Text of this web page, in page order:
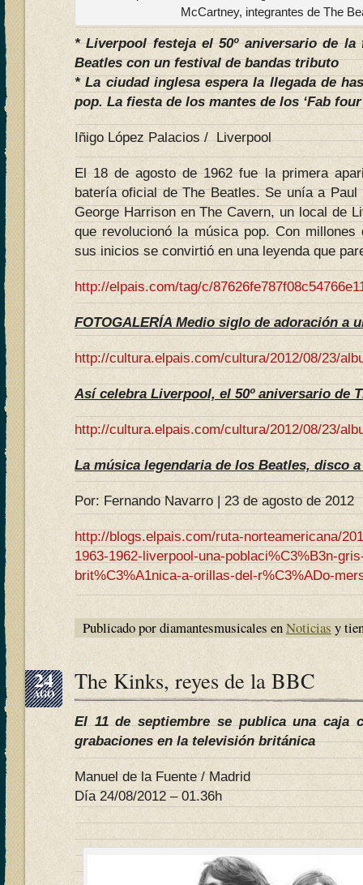
McCartney, integrantes de The
* Liverpool festeja el 50º aniversario de la
Beatles con un festival de bandas tributo
* La ciudad inglesa espera la llegada de
pop. La fiesta de los mantes de los ‘Fab
Iñigo López Palacios / Liverpool
El 18 de agosto de 1962 fue la primera
batería oficial de The Beatles. Se unía a Paul
George Harrison en The Cavern, un local de
que revolucionó la música pop. Con
sus inicios se convirtió en una leyenda que
http://elpais.com/tag/c/
FOTOGALERÍA Medio siglo de adoración a
http://cultura.elpais.com/cultura/2012/08/23/
Así celebra Liverpool, el 50º aniversario de
http://cultura.elpais.com/cultura/2012/08/23/
La música legendaria de los Beatles, disco
Por: Fernando Navarro | 23 de agosto de 2012
http://blogs.elpais.com/ruta-norteamericana/
1963-1962-liverpool-una-poblaci%C3%B3n-
brit%C3%A1nica-a-orillas-del-r%C3%ADo-
Publicado por diamantesmusicales enNoticias y
24
AGO The Kinks, reyes de la BBC
El 11 de septiembre se publica una caja
grabaciones en la televisión británica
Manuel de la Fuente / Madrid
Día 24/08/2012 – 01.36h